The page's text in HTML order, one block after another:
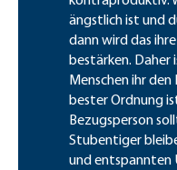
ängstlich ist und
dann wird das
bestärken. Daher
Menschen ihr
bester Ordnung
Bezugsperson
Stubentiger
und entspannten